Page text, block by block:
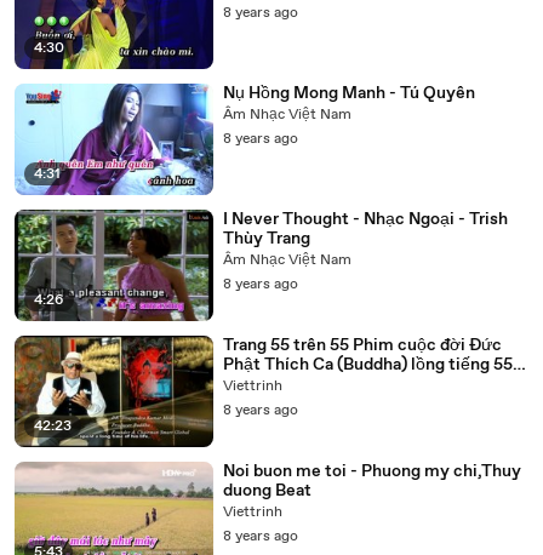
4:30
8 years ago
4:31
Nụ Hồng Mong Manh - Tú Quyên
Âm Nhạc Việt Nam
8 years ago
4:26
I Never Thought - Nhạc Ngoại - Trish
Thùy Trang
Âm Nhạc Việt Nam
8 years ago
42:23
Trang 55 trên 55 Phim cuộc đời Đức
Phật Thích Ca (Buddha) lồng tiếng 55
tập trọn bộ
Viettrinh
8 years ago
Noi buon me toi - Phuong my chi,Thuy
duong Beat
Viettrinh
8 years ago